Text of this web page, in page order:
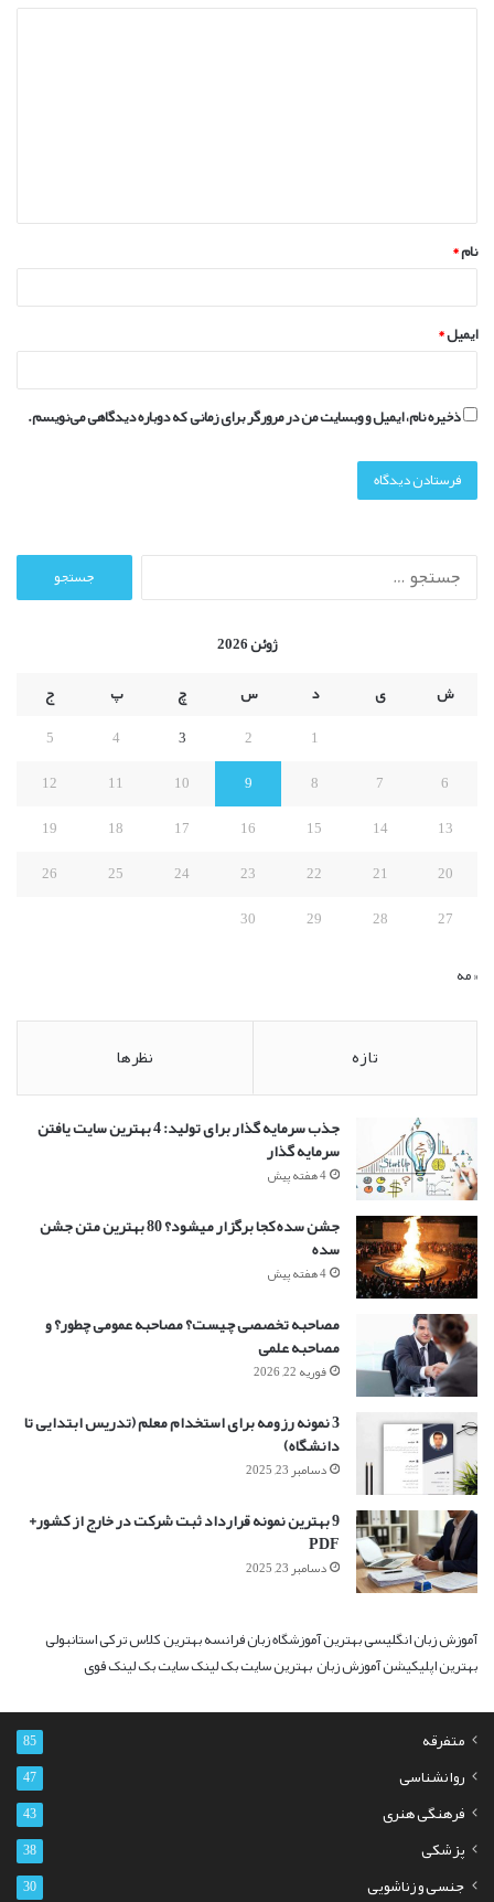
*
نام*
ایمیل*
ذخیره نام، ایمیل و وبسایت من در مرورگر برای زمانی که دوباره دیدگاهی می‌نویسم.
ژوئن 2026
ش
ی د س چ پ
ج
1
2
3
4
5
6
7
8
9
10
11
12
13
14
15
16
17
18
19
20
21
22
23
24
25
26
27
28
29
30
« مه
تازه نظرها
جذب سرمایه گذار برای تولید: 4 بهترین سایت یافتن
سرمایه گذار
4 هفته پیش
جشن سده کجا برگزار میشود؟ 80 بهترین متن جشن
سده
4 هفته پیش
مصاحبه تخصصی چیست؟ مصاحبه عمومی چطور؟ و
مصاحبه علمی
فوریه 22, 2026
3 نمونه رزومه برای استخدام معلم (تدریس ابتدایی تا
دانشگاه)
دسامبر 23, 2025
9 بهترین نمونه قرارداد ثبت شرکت در خارج از کشور+
PDF
دسامبر 23, 2025
آموزش زبان انگلیسیبهترین آموزشگاه زبان فرانسهبهترین کلاس ترکی استانبولی
بهترین اپلیکیشن آموزش زبانبهترین سایت بک لینکسایت بک لینک قوی
متفرقه 85
روانشناسی 47
فرهنگی هنری 43
پزشکی 38
جنسی و زناشویی 30